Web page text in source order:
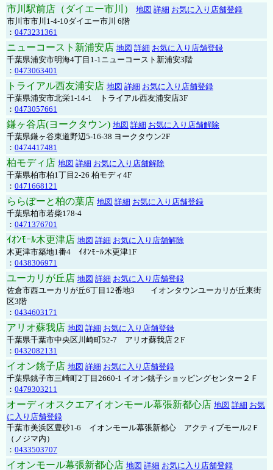
市川駅前店（ダイエー市川） 地図 詳細 お気に入り店舗登録
市川市市川1-4-10ダイエー市川 6階
： 0473231361
ニューコースト新浦安店 地図 詳細 お気に入り店舗登録
千葉県浦安市明海4丁目1-1ニューコースト新浦安3階
： 0473063401
トライアル西友浦安店 地図 詳細 お気に入り店舗登録
千葉県浦安市北栄1-14-1 トライアル西友浦安店3F
： 0473057661
鎌ヶ谷店(ヨークタウン) 地図 詳細 お気に入り店舗解除
千葉県鎌ヶ谷東道野辺5-16-38 ヨークタウン2F
： 0474417481
柏モディ店 地図 詳細 お気に入り店舗解除
千葉県柏市柏1丁目2-26 柏モディ4F
： 0471668121
ららぽーと柏の葉店 地図 詳細 お気に入り店舗登録
千葉県柏市若柴178-4
： 0471376701
ｲｵﾝﾓｰﾙ木更津店 地図 詳細 お気に入り店舗解除
木更津市築地1番4 ｲｵﾝﾓｰﾙ木更津1F
： 0438306971
ユーカリが丘店 地図 詳細 お気に入り店舗登録
佐倉市西ユーカリが丘6丁目12番地3 イオンタウンユーカリが丘東街
区3階
： 0434603171
アリオ蘇我店 地図 詳細 お気に入り店舗登録
千葉県千葉市中央区川崎町52-7 アリオ蘇我店２F
： 0432082131
イオン銚子店 地図 詳細 お気に入り店舗登録
千葉県銚子市三崎町2丁目2660-1 イオン銚子ショッピングセンター２Ｆ
： 0479303211
オーディオスクエアイオンモール幕張新都心店 地図 詳細 お気
に入り店舗登録
千葉市美浜区豊砂1-6 イオンモール幕張新都心 アクティブモール2Ｆ
（ノジマ内）
： 0433503707
イオンモール幕張新都心店 地図 詳細 お気に入り店舗登録